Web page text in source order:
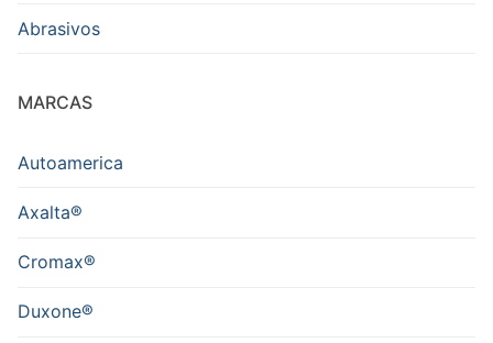
Abrasivos
MARCAS
Autoamerica
Axalta®
Cromax®
Duxone®